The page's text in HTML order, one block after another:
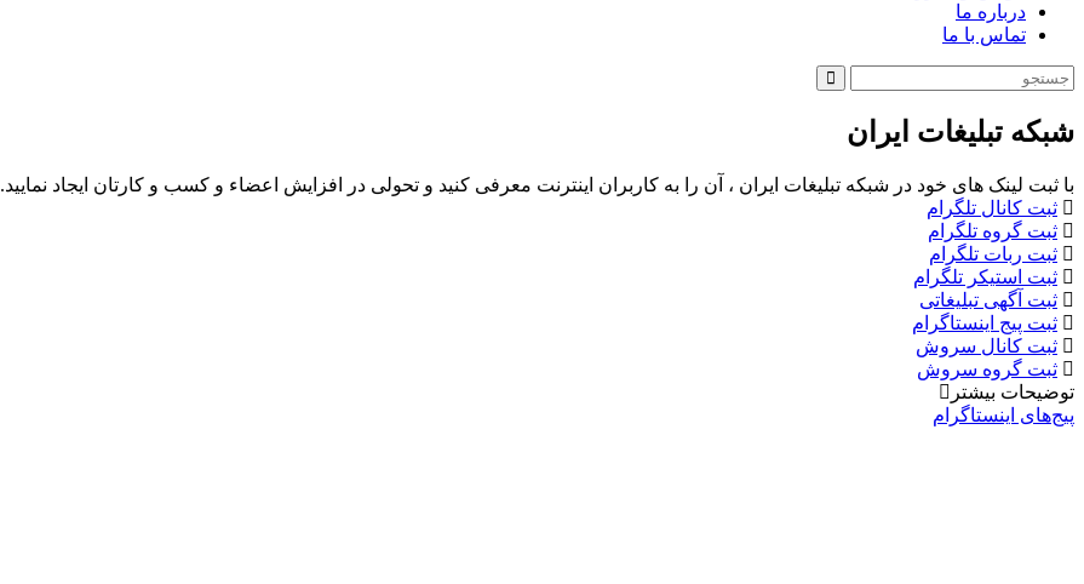
درباره ما
تماس با ما
شبکه تبلیغات ایران
با ثبت لینک های خود در شبکه تبلیغات ایران ، آن را به کاربران اینترنت معرفی کنید و تحولی در افزایش اعضاء و کسب و کارتان ایجاد نمایید.
ثبت کانال تلگرام
ثبت گروه تلگرام
ثبت ربات تلگرام
ثبت استیکر تلگرام
ثبت آگهی تبلیغاتی
ثبت پیج اینستاگرام
ثبت کانال سروش
ثبت گروه سروش
توضیحات بیشتر
پیج‌های اینستاگرام